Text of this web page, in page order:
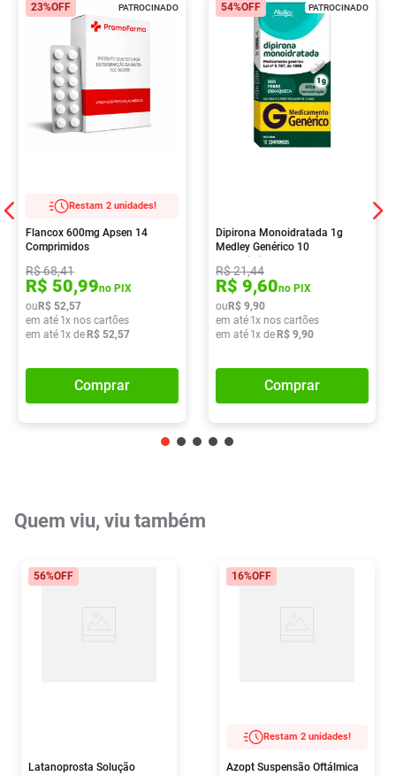
PATROCINADO
23%OFF
Restam 2 unidades!
Flancox 600mg Apsen 14
Comprimidos
R$68,41
R$ 50,99no PIX
ou R$ 52,57
em até 1x nos cartões
em até 1x de R$ 52,57
Comprar
PATROCINADO
54%OFF
Dipirona Monoidratada 1g
Medley Genérico 10
R$21,44
R$ 9,60no PIX
ou R$ 9,90
em até 1x nos cartões
em até 1x de R$ 9,90
Comprar
Quem viu, viu também
56%OFF
Latanoprosta Solução
16%OFF
Restam 2 unidades!
Azopt Suspensão Oftálmica